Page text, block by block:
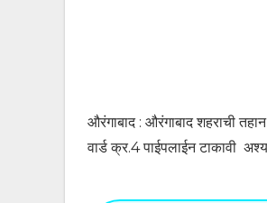
औरंगाबाद : औरंगाबाद शहराची
वार्ड क्र.4 पाईपलाईन टाकावी